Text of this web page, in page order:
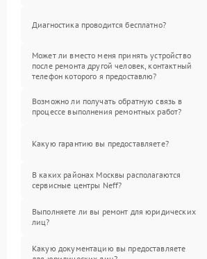
Диагностика проводится бесплатно?
Может ли вместо меня принять устройство
после ремонта другой человек, контактный
телефон которого я предоставлю?
Возможно ли получать обратную связь в
процессе выполнения ремонтных работ?
Какую гарантию вы предоставляете?
В каких районах Москвы располагаются
сервисные центры Neff?
Выполняете ли вы ремонт для юридических
лиц?
Какую документацию вы предоставляете